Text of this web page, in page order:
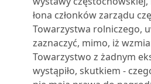
łona członków zarządu
Towarzystwa rolniczego,
zaznaczyć, mimo, iż
Towarzystwo z żadnym
wystąpiło, skutkiem -